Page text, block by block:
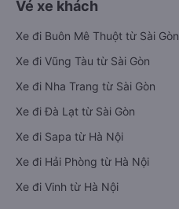
Vé xe khách
Xe đi Buôn Mê Thuột từ Sài Gòn
Xe đi Vũng Tàu từ Sài Gòn
Xe đi Nha Trang từ Sài Gòn
Xe đi Đà Lạt từ Sài Gòn
Xe đi Sapa từ Hà Nội
Xe đi Hải Phòng từ Hà Nội
Xe đi Vinh từ Hà Nội